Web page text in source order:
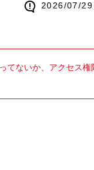
2026/07/29
てないか、アクセス